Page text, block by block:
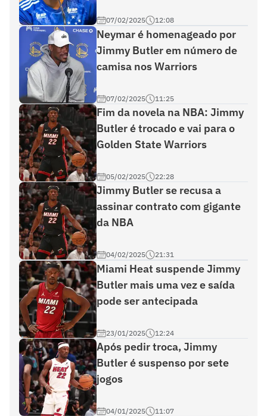
07/02/2025 12:08
Neymar é homenageado por
Jimmy Butler em número de
camisa nos Warriors
07/02/2025 11:25
Fim da novela na NBA: Jimmy
Butler é trocado e vai para o
Golden State Warriors
05/02/2025 22:28
Jimmy Butler se recusa a
assinar contrato com gigante
da NBA
04/02/2025 21:31
Miami Heat suspende Jimmy
Butler mais uma vez e saída
pode ser antecipada
23/01/2025 12:24
Após pedir troca, Jimmy
Butler é suspenso por sete
jogos
04/01/2025 11:07